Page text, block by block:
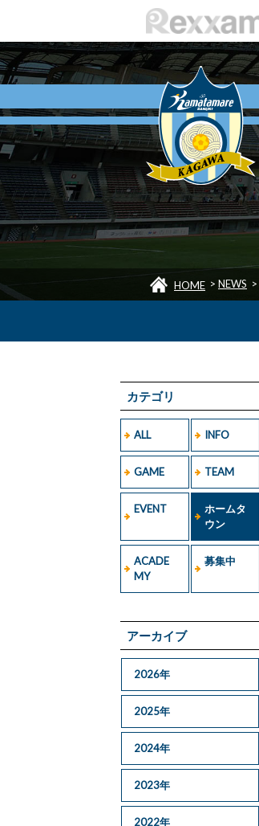
HOME > NEWS >
カテゴリ
ALL INFO
GAME TEAM
EVENT
ホームタ
ウン
ACADE
MY
募集中
アーカイブ
2026年
2025年
2024年
2023年
2022年